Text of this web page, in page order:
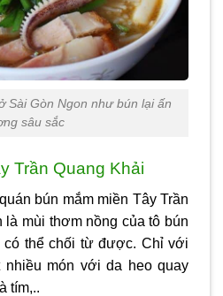
Sài Gòn Ngon như bún lại ấn
sâu sắc
Trần Quang Khải
bún mắm miền Tây Trần
là mùi thơm nồng của tô bún
có thể chối từ được. Chỉ với
nhiều món với da heo quay
tím,..